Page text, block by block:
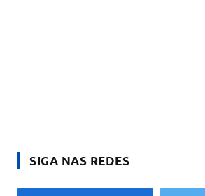
SIGA NAS REDES